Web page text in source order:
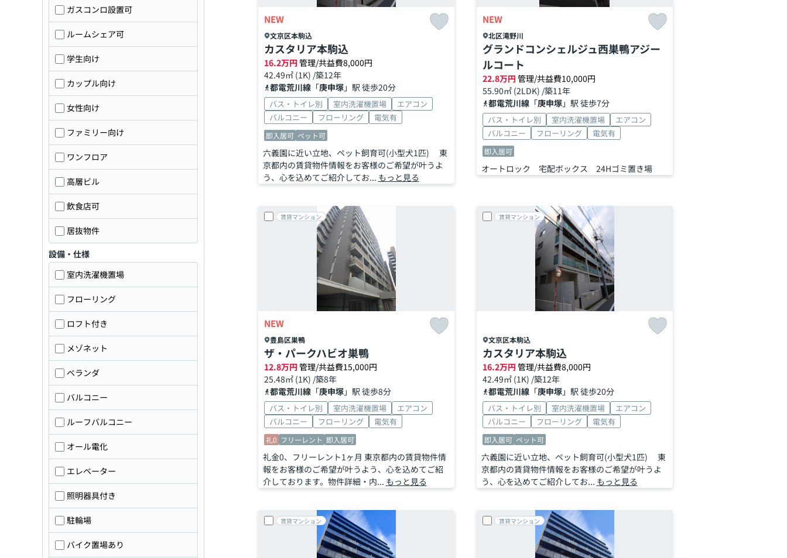
NEW
文京区本駒込
カスタリア本駒込
16.2万円 管理/共益費8,000円
42.49㎡ (1K) /築12年
都電荒川線「庚申塚」駅 徒歩20分
バス・トイレ別 室内洗濯機置場
エアコン
バルコニー
フローリング 電気有
即入居可 ペット可
六義園に近い立地、ペット飼育可(小型犬1匹) 東
京都内の賃貸物件情報をお客様のご希望が叶うよ
う、心を込めてご紹介してお... もっと見る
NEW
北区滝野川
グランドコンシェルジュ西巣鴨アジー
ルコート
22.8万円 管理/共益費10,000円
55.90㎡ (2LDK) /築11年
都電荒川線「庚申塚」駅 徒歩7分
バス・トイレ別 室内洗濯機置場
エアコン
バルコニー
フローリング 電気有
即入居可
オートロック 宅配ボックス 24Hゴミ置き場
賃貸マンション
NEW
豊島区巣鴨
ザ・パークハビオ巣鴨
12.8万円 管理/共益費15,000円
25.48㎡ (1K) /築8年
都電荒川線「庚申塚」駅 徒歩8分
バス・トイレ別 室内洗濯機置場
エアコン
バルコニー
フローリング 電気有
礼0 フリーレント 即入居可
礼金0、フリーレント1ヶ月 東京都内の賃貸物件情
報をお客様のご希望が叶うよう、心を込めてご紹
介しております。物件詳細・内... もっと見る
賃貸マンション
文京区本駒込
カスタリア本駒込
16.2万円 管理/共益費8,000円
42.49㎡ (1K) /築12年
都電荒川線「庚申塚」駅 徒歩20分
バス・トイレ別 室内洗濯機置場
エアコン
バルコニー
フローリング 電気有
即入居可 ペット可
六義園に近い立地、ペット飼育可(小型犬1匹) 東
京都内の賃貸物件情報をお客様のご希望が叶うよ
う、心を込めてご紹介してお... もっと見る
賃貸マンション 賃貸マンション
ガスコンロ設置可
ルームシェア可
学生向け
カップル向け
女性向け
ファミリー向け
ワンフロア
高層ビル
飲食店可
居抜物件
設備・仕様
室内洗濯機置場
フローリング
ロフト付き
メゾネット
ベランダ
バルコニー
ルーフバルコニー
オール電化
エレベーター
照明器具付き
駐輪場
バイク置場あり